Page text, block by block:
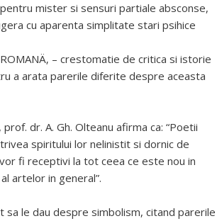
mister si sensuri partiale absconse,
cu aparenta simplitate stari psihice
– crestomatie de critica si istorie
a arata parerile diferite despre aceasta
dr. A. Gh. Olteanu afirma ca: “Poetii
spiritului lor nelinistit si dornic de
fi receptivi la tot ceea ce este nou in
artelor in general”.
le dau despre simbolism, citand parerile